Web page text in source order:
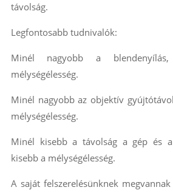
távolság.
Legfontosabb tudnivalók:
Minél nagyobb a
mélységélesség.
Minél nagyobb az objektív
mélységélesség.
Minél kisebb a távolság a gép és
kisebb a mélységélesség.
A saját felszerelésünknek